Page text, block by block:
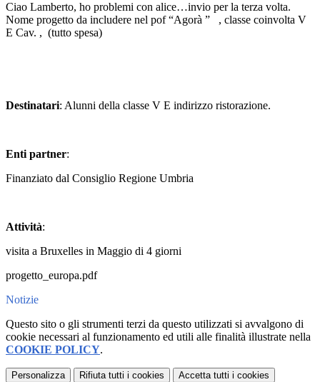
Ciao Lamberto, ho problemi con alice…invio per la terza volta.
Nome progetto da includere nel pof “Agorà ” , classe coinvolta V
E Cav. , (tutto spesa)
Destinatari: Alunni della classe V E indirizzo ristorazione.
Enti partner:
Finanziato dal Consiglio Regione Umbria
Attività:
visita a Bruxelles in Maggio di 4 giorni
progetto_europa.pdf
Notizie
Questo sito o gli strumenti terzi da questo utilizzati si avvalgono di
cookie necessari al funzionamento ed utili alle finalità illustrate nella
COOKIE POLICY.
Personalizza Rifiuta tutti i cookies Accetta tutti i cookies